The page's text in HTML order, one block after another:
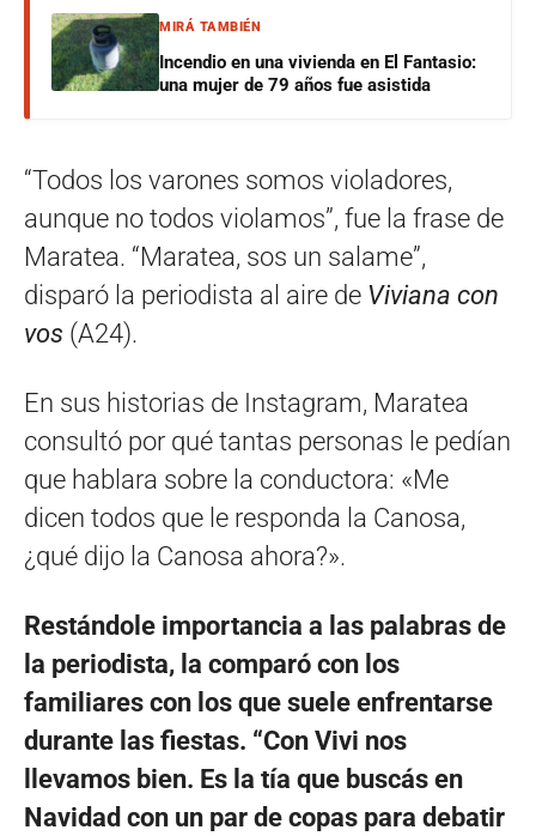
MIRÁ TAMBIÉN
Incendio en una vivienda en El Fantasio:
una mujer de 79 años fue asistida
“Todos los varones somos violadores,
aunque no todos violamos”, fue la frase de
Maratea. “Maratea, sos un salame”,
disparó la periodista al aire de Viviana con
vos (A24).
En sus historias de Instagram, Maratea
consultó por qué tantas personas le pedían
que hablara sobre la conductora: «Me
dicen todos que le responda la Canosa,
¿qué dijo la Canosa ahora?».
Restándole importancia a las palabras de
la periodista, la comparó con los
familiares con los que suele enfrentarse
durante las fiestas. “Con Vivi nos
llevamos bien. Es la tía que buscás en
Navidad con un par de copas para debatir